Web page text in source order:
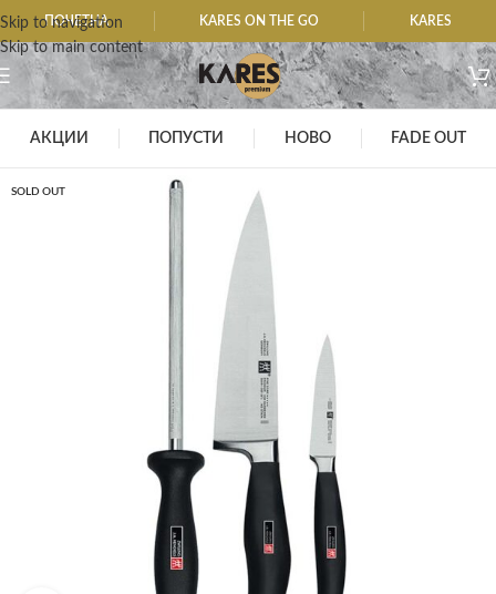
Skip to navigation
Skip to main content
ПОЧЕТНА KARES ON THE GO KARES
АКЦИИ ПОПУСТИ НОВО FADE OUT
SOLD OUT